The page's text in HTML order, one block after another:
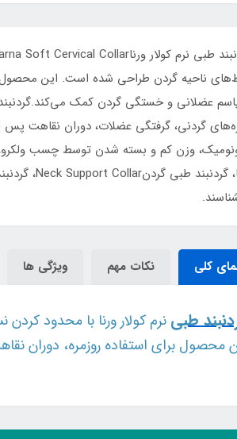
ناحیه گردن طراحی شده است. این
گردنی، گرفتگی عضلات، دوران نقاهت
وزن کم و بسته شدن توسط چسب ولکرو،
کلی نکات مهم ویژگی ها
طبی نرم کولار ورنا با محدود
محصول برای استفاده روزمره، دوران